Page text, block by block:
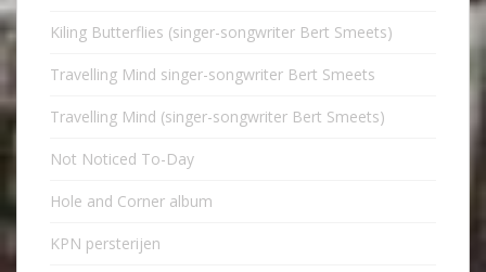
Kiling Butterflies (singer-songwriter Bert Smeets)
Travelling Mind singer-songwriter Bert Smeets
Travelling Mind (singer-songwriter Bert Smeets)
Not Noticed To-Day
Hole and Corner album
KPN persterijen